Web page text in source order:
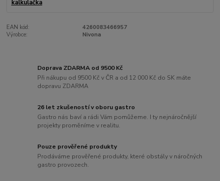
EAN kód:
4260083466957
Výrobce:
Nivona
Doprava ZDARMA od 9500 Kč
Při nákupu od 9500 Kč v ČR a od 12 000 Kč do SK máte
dopravu ZDARMA
26 let zkušeností v oboru gastro
Gastro nás baví a rádi Vám pomůžeme. I ty nejnáročnější
projekty proměníme v realitu.
Pouze prověřené produkty
Prodáváme prověřené produkty, které obstály v náročných
gastro provozech.